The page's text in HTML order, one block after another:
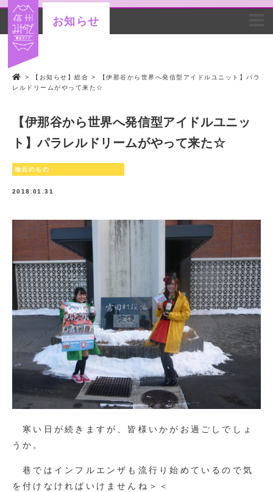
お知らせ
> 【お知らせ】総合 >
【伊那谷から世界へ発信型アイドルユニット】パラ
レルドリームがやって来た☆
【伊那谷から世界へ発信型アイドルユニッ
ト】パラレルドリームがやって来た☆
地元のもの
2018.01.31
寒い日が続きますが、皆様いかがお過ごしでしょ
うか。
巷ではインフルエンザも流行り始めているので気
を付けなければいけませんね＞＜